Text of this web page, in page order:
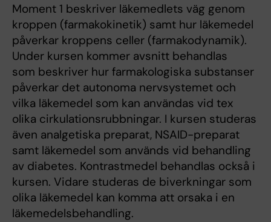
Moment 1 beskriver läkemedlets väg genom
kroppen (farmakokinetik) samt hur läkemedel
påverkar kroppens celler (farmakodynamik).
Under kursen kommer avsnitt behandlas
som beskriver hur farmakologiska substanser
påverkar det autonoma nervsystemet och
vilka läkemedel som kan användas vid tex
olika cirkulationsrubbningar. I kursen studeras
även analgetiska preparat, NSAID-preparat
samt läkemedel som används vid behandling
av diabetes. Kontrastmedel behandlas också i
kursen. Vidare studeras de biverkningar som
olika läkemedel kan komma att orsaka i en
läkemedelsbehandling.